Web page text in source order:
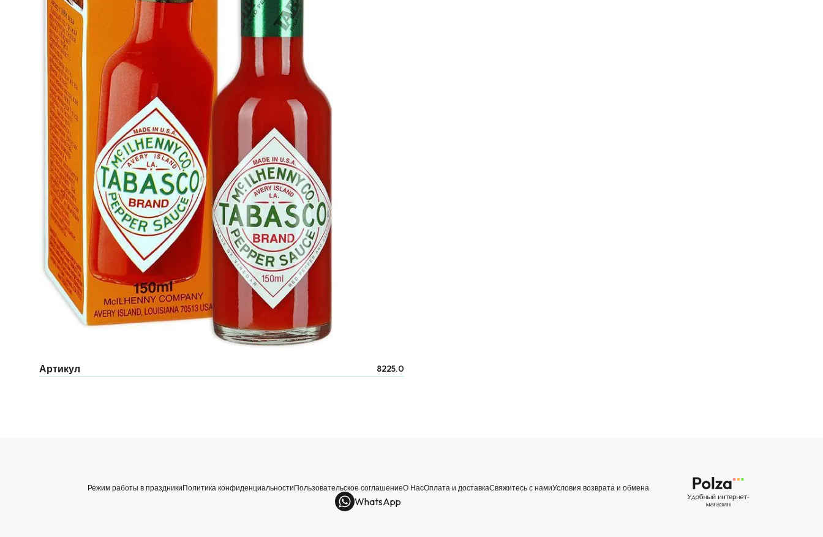
Артикул 8225.0
Режим работы в праздникиПолитика конфиденциальностиПользовательское соглашениеО НасОплата и доставкаСвяжитесь с намиУсловия возврата и обмена
WhatsApp